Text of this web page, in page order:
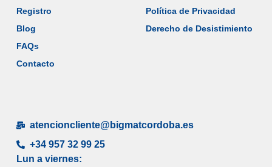
Registro
Blog
FAQs
Contacto
Política de Privacidad
Derecho de Desistimiento
atencioncliente@bigmatcordoba.es
+34 957 32 99 25
Lun a viernes: